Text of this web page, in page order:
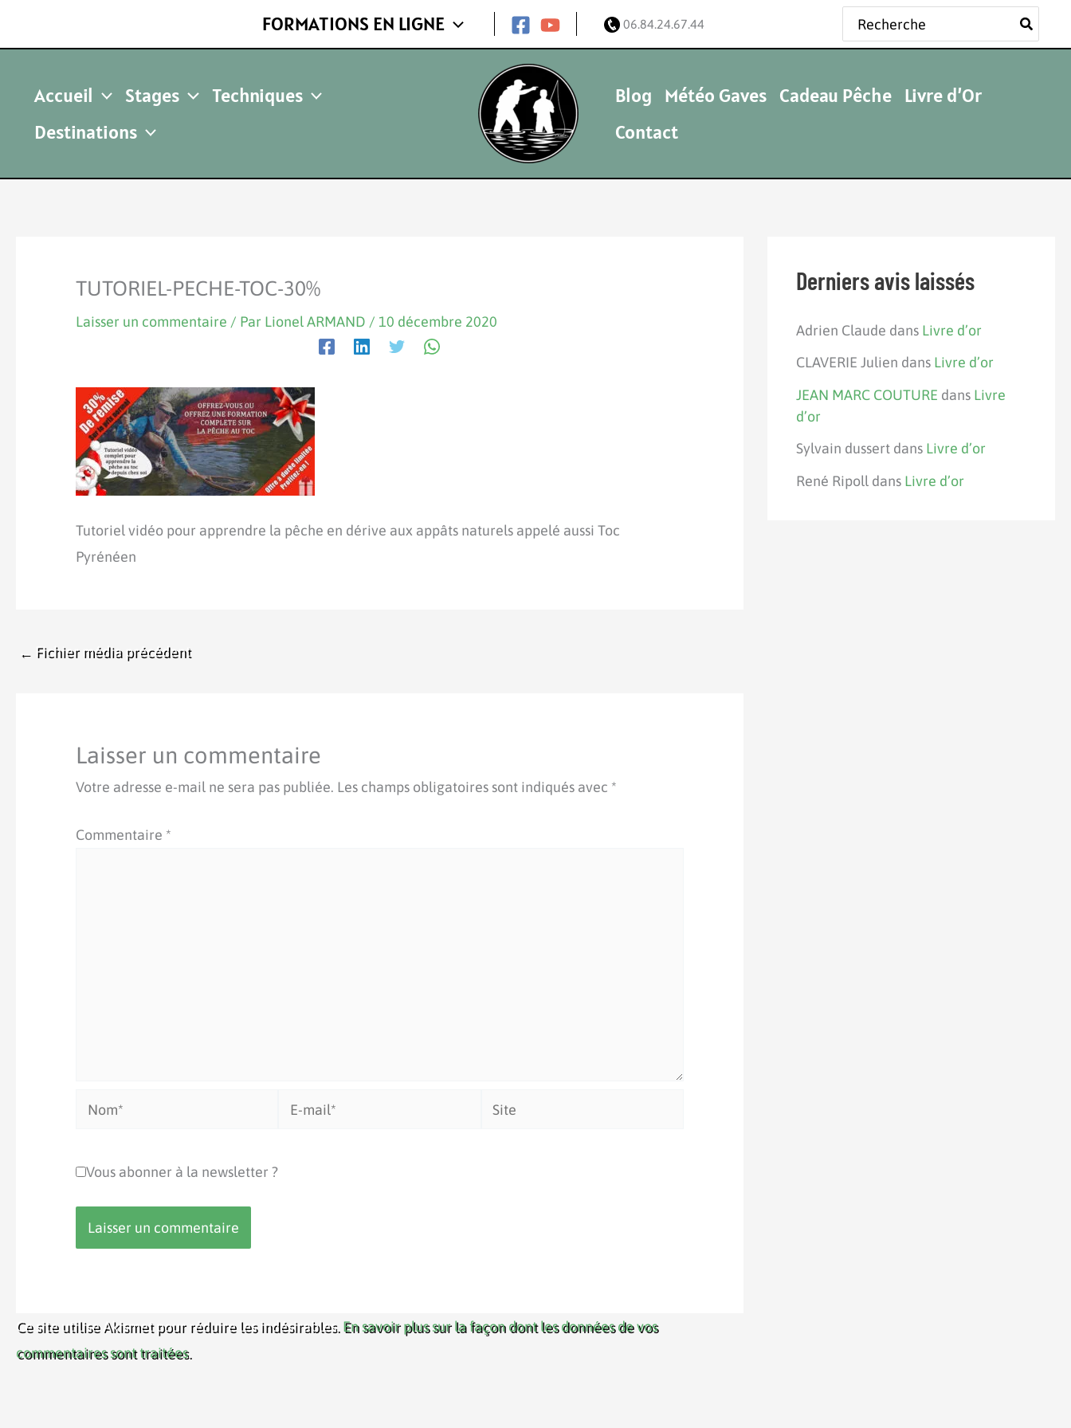
FORMATIONS EN LIGNE 06.84.24.67.44
Rechercher:
Accueil Stages
Techniques
Destinations
Blog Météo Gaves Cadeau Pêche Livre d’Or
Contact
TUTORIEL-PECHE-TOC-30%
Laisser un commentaire / Par Lionel ARMAND / 10 décembre 2020
Tutoriel vidéo pour apprendre la pêche en dérive aux appâts naturels appelé aussi Toc
Pyrénéen
← Fichier média précédent
Laisser un commentaire
Votre adresse e-mail ne sera pas publiée. Les champs obligatoires sont indiqués avec *
Commentaire *
Nom* Site
Vous abonner à la newsletter ?
Ce site utilise Akismet pour réduire les indésirables. En savoir plus sur la façon dont les données de vos
commentaires sont traitées.
Derniers avis laissés
Adrien Claude dans Livre d’or
CLAVERIE Julien dans Livre d’or
JEAN MARC COUTURE dans Livre
d’or
Sylvain dussertdans Livre d’or
René Ripolldans Livre d’or